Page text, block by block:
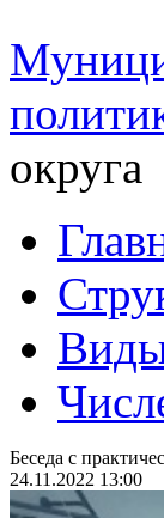
округа
Беседа с
24.11.2022 13:00